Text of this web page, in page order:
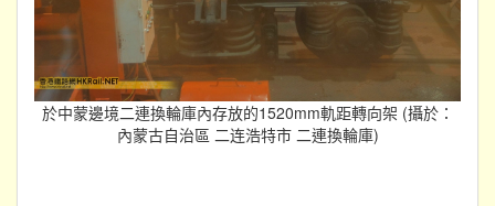
於中蒙邊境二連換輪庫內存放的1520mm軌距轉向架 (攝於：
內蒙古自治區 二连浩特市 二連換輪庫)